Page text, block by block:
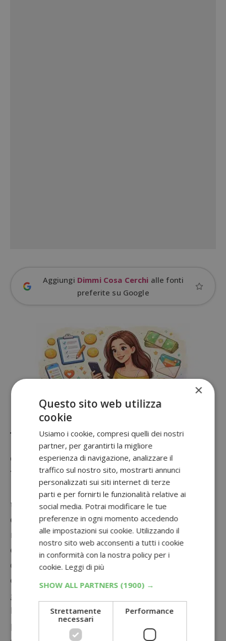
Aggiungi Dimmi Cosa Cerchi alle fonti
preferite su Google
Toluna: come guadagnare punti
Guadagnare punti ericevere premi con
Tolunaè semplicissimo. Una volta entrato
nella tuaarea sondaggi del panel Toluna
troverai tutti iquestionari e surveys
disponibili. I più importanti ti verranno
notificati anche attraverso la casella di posta
elettronica indicata in fase di registrazione,
quindi ricordati di controllare spesso la tua
email per non perdere opportunità di
guadagno.
Il
valore di puntiprevisto per ogni sondaggio
può variare in base alla lunghezza ed alla
×
Questo sito web utilizza
cookie
Usiamo i cookie, compresi quelli dei nostri
partner, per garantirti la migliore
esperienza di navigazione, analizzare il
traffico sul nostro sito, mostrarti annunci
personalizzati sui siti internet di terze
parti e per fornirti le funzionalità relative ai
social media. Potrai modificare le tue
preferenze in ogni momento accedendo
alle impostazioni sui cookie. Utilizzando il
nostro sito web acconsenti a tutti i cookie
in conformità con la nostra policy per i
cookie. Leggi di più
SHOW ALL PARTNERS (1900) →
Strettamente
necessari
Performance